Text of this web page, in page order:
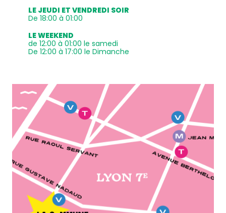
LE JEUDI ET VENDREDI SOIR
De 18:00 à 01:00
LE WEEKEND
de 12:00 à 01:00 le samedi
De 12:00 à 17:00 le Dimanche